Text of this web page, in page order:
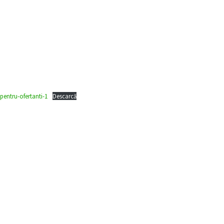
ofertanti-1 Descarcă